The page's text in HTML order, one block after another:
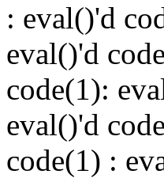
: eval()'d
eval()'d
code(1):
eval()'d
code(1) :